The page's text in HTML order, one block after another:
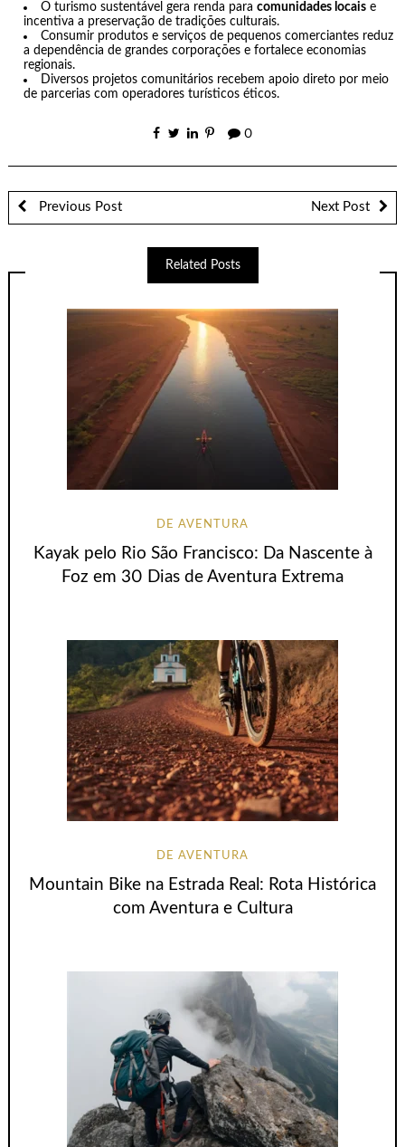
O turismo sustentável gera renda paracomunidades locais e
incentiva a preservação de tradições culturais.
Consumir produtos e serviços de pequenos comerciantes reduz
a dependência de grandes corporações e fortalece economias
regionais.
Diversos projetos comunitários recebem apoio direto por meio
de parcerias com operadores turísticos éticos.
0
Previous Post Next Post
Related Posts
DE AVENTURA
Kayak pelo Rio São Francisco: Da Nascente à
Foz em 30 Dias de Aventura Extrema
DE AVENTURA
Mountain Bike na Estrada Real: Rota Histórica
com Aventura e Cultura